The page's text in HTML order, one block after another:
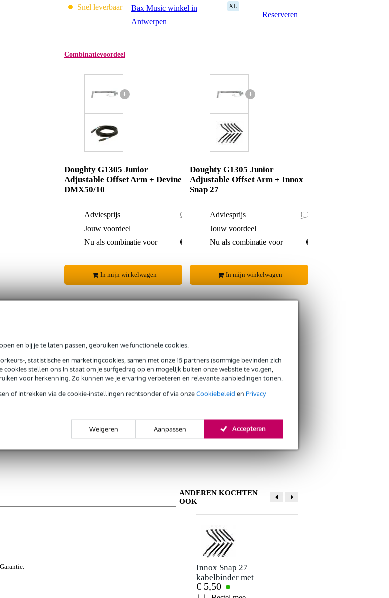
en bij je te laten passen, gebruiken we functionele cookies.
, statistische en marketingcookies, samen met onze 15 partners (sommige bevinden zich
cookies stellen ons in staat om je surfgedrag op en mogelijk buiten onze website te volgen,
voor herkenning. Zo kunnen we je ervaring verbeteren en relevante aanbiedingen tonen.
of intrekken via de cookie-instellingen rechtsonder of via onzeCookiebeleid en Privacy
Weigeren Aanpassen Accepteren
Snel leverbaar
Bax Music winkel in
Antwerpen
XL
Reserveren
Combinatievoordeel
+
Doughty G1305 Junior
Adjustable Offset Arm + Devine
DMX50/10
Adviesprijs
€ 208,-
Jouw voordeel
Nu als combinatie voor
€ 202,-
In mijn winkelwagen
+
Doughty G1305 Junior
Adjustable Offset Arm + Innox
Snap 27
Adviesprijs
€ 184,50
Jouw voordeel
Nu als combinatie voor
€ 183,-
In mijn winkelwagen
3 jaar Bax Music garantie
Laagste-prijs-garantie
Gratis retourneren
Gratis CO2-neutrale verzending
Schrijf zelf een review
Je naam
Je beoordeling
Er zijn nog geen reviews voor dit product.
ANDEREN KOCHTEN
OOK
Innox Snap 27
kabelbinder met
klittenband smal
€ 5,50